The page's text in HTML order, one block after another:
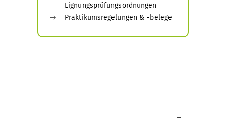
Eignungsprüfungsordnungen
Praktikumsregelungen & -belege